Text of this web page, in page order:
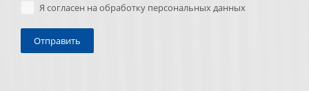
Я согласен на обработку персональных данных